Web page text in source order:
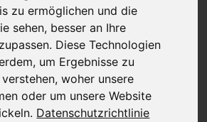
zu ermöglichen und die
sehen, besser an Ihre
Diese Technologien
um Ergebnisse zu
woher unsere
oder um unsere Website
Datenschutzrichtlinie
Tag
findet am diesem Tag
Tag statt - somit ist